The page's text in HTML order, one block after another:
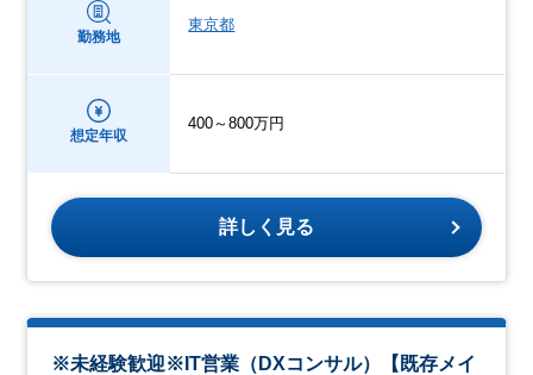
勤務地
東京都
想定年収
400～800万円
詳しく見る
※未経験歓迎※IT営業（DXコンサル）【既存メイ